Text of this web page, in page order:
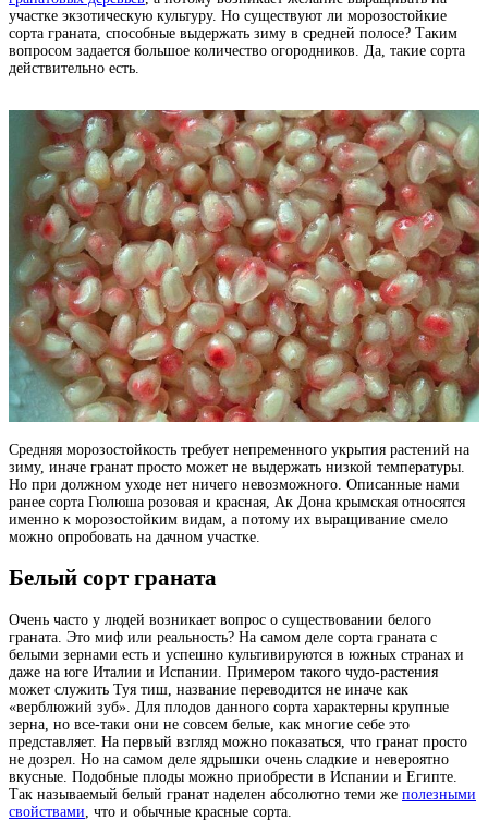
участке экзотическую культуру. Но существуют ли морозостойкие
сорта граната, способные выдержать зиму в средней полосе? Таким
вопросом задается большое количество огородников. Да, такие сорта
действительно есть.
Средняя морозостойкость требует непременного укрытия растений на
зиму, иначе гранат просто может не выдержать низкой температуры.
Но при должном уходе нет ничего невозможного. Описанные нами
ранее сорта Гюлюша розовая и красная, Ак Дона крымская относятся
именно к морозостойким видам, а потому их выращивание смело
можно опробовать на дачном участке.
Белый сорт граната
Очень часто у людей возникает вопрос о существовании белого
граната. Это миф или реальность? На самом деле сорта граната с
белыми зернами есть и успешно культивируются в южных странах и
даже на юге Италии и Испании. Примером такого чудо-растения
может служить Туя тиш, название переводится не иначе как
«верблюжий зуб». Для плодов данного сорта характерны крупные
зерна, но все-таки они не совсем белые, как многие себе это
представляет. На первый взгляд можно показаться, что гранат просто
не дозрел. Но на самом деле ядрышки очень сладкие и невероятно
вкусные. Подобные плоды можно приобрести в Испании и Египте.
Так называемый белый гранат наделен абсолютно теми же полезными
свойствами , что и обычные красные сорта.